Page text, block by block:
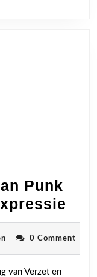
Punk
van
cdenvhoogstraten
0 Comment
van Verzet en